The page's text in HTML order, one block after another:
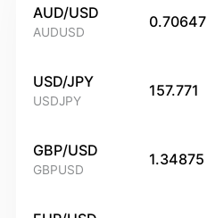
AUD/USD
AUDUSD
0.70647
USD/JPY
USDJPY
157.771
GBP/USD
GBPUSD
1.34875